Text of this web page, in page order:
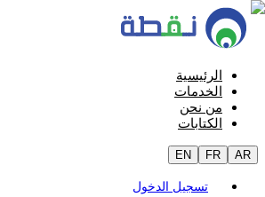
الرئيسية
الخدمات
من نحن
الكتابات
EN FR AR
تسجيل الدخول